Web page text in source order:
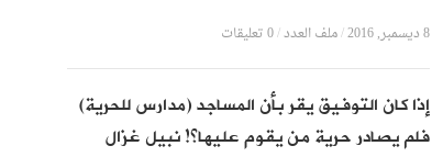
8 ديسمبر, 2016 /ملف العدد/0 تعليقات
إذا كان التوفيق يقر بأن المساجد (مدارس للحرية)
فلم يصادر حرية من يقوم عليها؟! نبيل غزال